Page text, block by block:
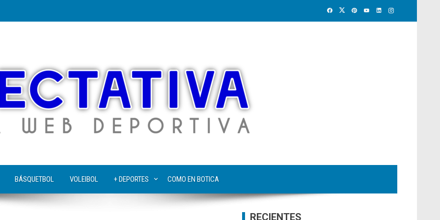
BÁSQUETBOL VOLEIBOL + DEPORTES COMO EN BOTICA
RECIENTES